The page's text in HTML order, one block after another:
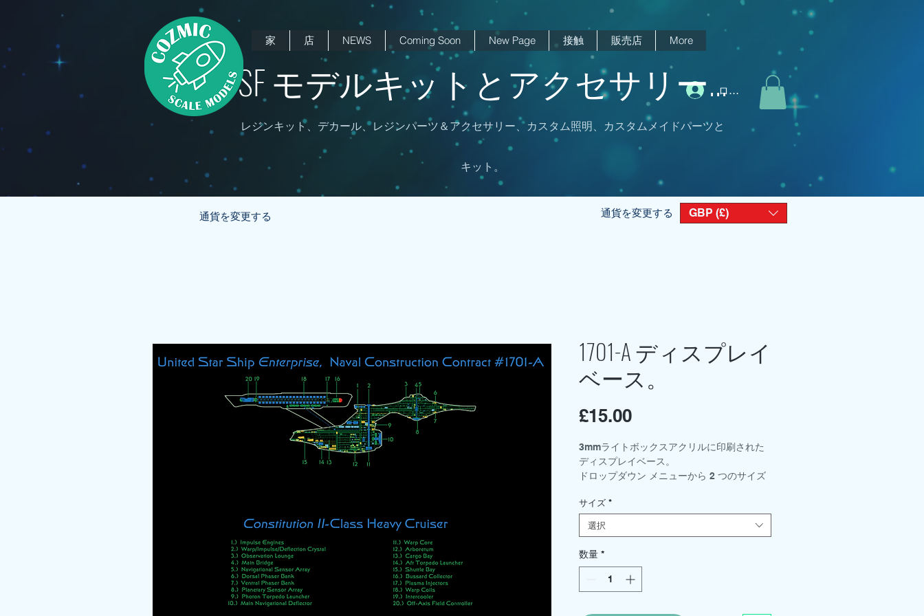
家 店 NEWS Coming Soon New Page 接触 販売店 More
ログイン
SF モデルキットとアクセサリー...
レジンキット、デカール、レジンパーツ＆アクセサリー、カスタム照明、カスタムメイドパーツと
キット。
通貨を変更する 通貨を変更する GBP (£)
1701-A ディスプレイ
ベース。
£15.00価
格
3mmライトボックスアクリルに印刷された
ディスプレイベース。
ドロップダウン メニューから 2 つのサイズ
中サイズ - 300mm x 210mm
小 - 210mm x 150mm
ベースキットおよびサポートロッドホルダー
は別売りです。
サイズ *
選択
数量 *